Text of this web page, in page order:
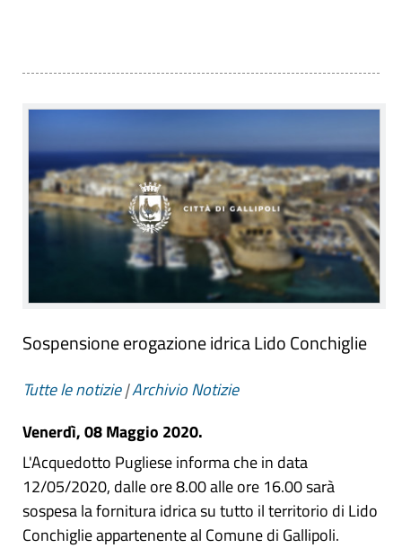
Sospensione erogazione idrica Lido Conchiglie
Tutte le notizie|Archivio Notizie
Venerdì, 08 Maggio 2020.
L'Acquedotto Pugliese informa che in data
12/05/2020, dalle ore 8.00 alle ore 16.00 sarà
sospesa la fornitura idrica su tutto il territorio di Lido
Conchiglie appartenente al Comune di Gallipoli.